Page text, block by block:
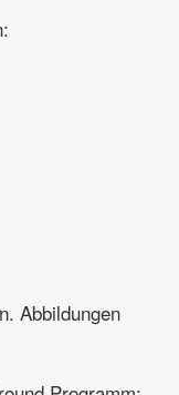
Abbildungen